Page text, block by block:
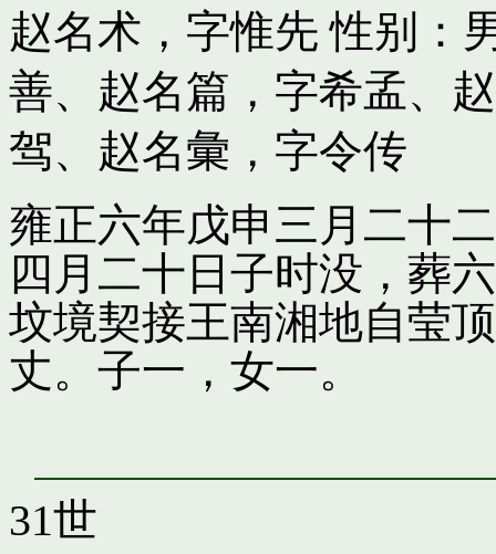
赵名术，字惟先 性别：
善、 赵名篇，字希孟、
驾、 赵名彙，字令传
雍正六年戊申三月二十
四月二十日子时没，葬
坟境契接王南湘地自莹
丈。子一，女一。
31世